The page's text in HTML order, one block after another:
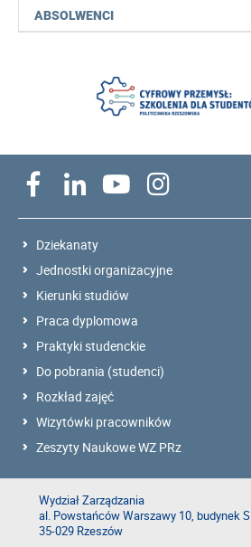
ABSOLWENCI
Dziekanaty
Jednostki organizacyjne
Kierunki studiów
Praca dyplomowa
Praktyki studenckie
Do pobrania (studenci)
Rozkład zajęć
Wizytówki pracowników
Zeszyty Naukowe WZ PRz
Wydział Zarządzania
al. Powstańców Warszawy 10, budynek S
35-029 Rzeszów